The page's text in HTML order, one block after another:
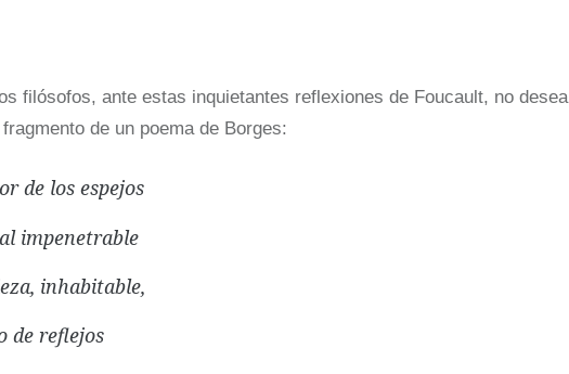
filósofos, ante estas inquietantes reflexiones de Foucault, no desea
de un poema de Borges:
de los espejos
impenetrable
inhabitable,
de reflejos